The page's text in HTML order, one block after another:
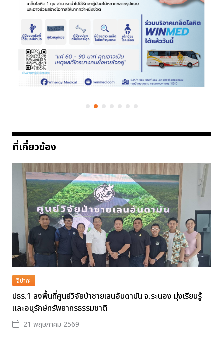
ที่เกี่ยวข้อง
จิปาถะ
ปธร.1 ลงพื้นที่ศูนย์วิจัยป่าชายเลนอันดามัน จ.ระนอง มุ่งเรียนรู้
และอนุรักษ์ทรัพยากรธรรมชาติ
21 พฤษภาคม 2569